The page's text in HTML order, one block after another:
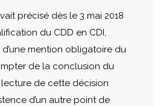
précisé dès le 3 mai 2018
du CDD en CDI,
d’une mention obligatoire du
de la conclusion du
de cette décision
d’un autre point de